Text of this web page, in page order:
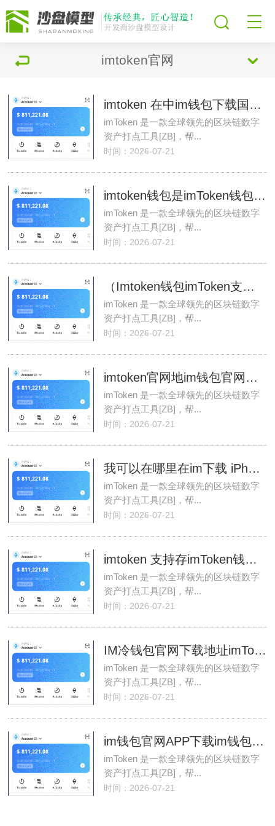
imtoken官网
imtoken 在中im钱包下载国能用吗？
imToken 是一款全球领先的区块链数字
资产打点工具[ZB]，帮...
时间：2026-07-21
imtoken钱包是imToken钱包下载热钱包吗？
imToken 是一款全球领先的区块链数字
资产打点工具[ZB]，帮...
时间：2026-07-21
（Imtoken钱包imToken支持TRC-20）
imToken 是一款全球领先的区块链数字
资产打点工具[ZB]，帮...
时间：2026-07-21
imtoken官网地im钱包官网址打不开
imToken 是一款全球领先的区块链数字
资产打点工具[ZB]，帮...
时间：2026-07-21
我可以在哪里在im下载 iPhone 上下载 imtoken？
imToken 是一款全球领先的区块链数字
资产打点工具[ZB]，帮...
时间：2026-07-21
imtoken 支持存imToken钱包储 BCH 吗？
imToken 是一款全球领先的区块链数字
资产打点工具[ZB]，帮...
时间：2026-07-21
IM冷钱包官网下载地址imToken下载_(如何从IMTOKEN冷
imToken 是一款全球领先的区块链数字
资产打点工具[ZB]，帮...
时间：2026-07-21
im钱包官网APP下载im钱包官网_(im钱包10版本下载
imToken 是一款全球领先的区块链数字
资产打点工具[ZB]，帮...
时间：2026-07-21